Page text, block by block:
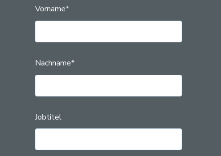
Vorname*
Nachname*
Jobtitel